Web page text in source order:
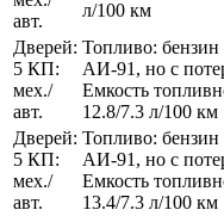
авт.
л/100 км
Дверей:
5 КП:
мех./
авт.
Топливо:
АИ-91, но с
Емкость
12.8/7.3 л/100 км
Дверей:
5 КП:
мех./
авт.
Топливо:
АИ-91, но с
Емкость
13.4/7.3 л/100 км